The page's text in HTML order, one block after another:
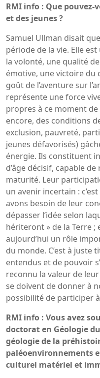
RMI info : Que pouvez-
et des jeunes ?
Samuel Ullman disait
période de la vie. Elle
la volonté, une qualité
émotive, une victoire du
goût de l’aventure sur
représente une force
propres à ce moment de
encore, des conditions
exclusion, pauvreté,
jeunes défavorisés)
énergie. Ils constituent
d’âge décisif, capable
maturité. Leur
un avenir incertain :
avons besoin de leur
dépasser l’idée selon
hériteront » de la Terre ;
aujourd’hui un rôle
du monde. C’est à juste
entendus et de pouvoir
reconnu la valeur de
se doivent de donner à
possibilité de participer
RMI info : Vous avez
doctorat en Géologie
géologie de la
paléoenvironnements
culturel matériel et